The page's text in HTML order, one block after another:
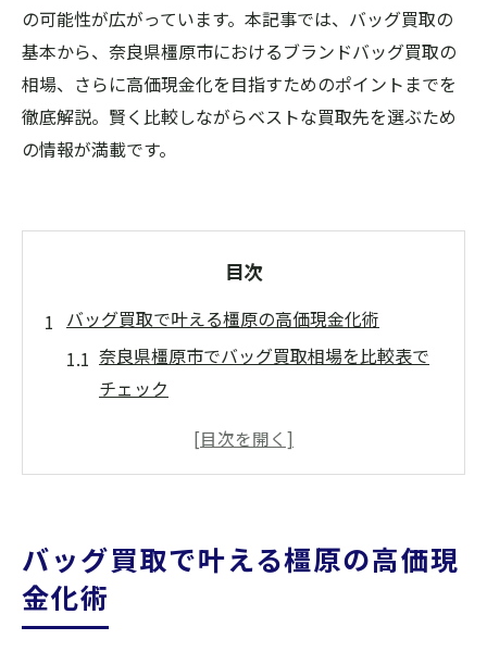
の可能性が広がっています。本記事では、バッグ買取の
基本から、奈良県橿原市におけるブランドバッグ買取の
相場、さらに高価現金化を目指すためのポイントまでを
徹底解説。賢く比較しながらベストな買取先を選ぶため
の情報が満載です。
目次
バッグ買取で叶える橿原の高価現金化術
奈良県橿原市でバッグ買取相場を比較表で
チェック
高価現金化を目指すならバッグ買取のタイ
ミングが重要
ブランドバッグ買取額アップのコツを徹底
解説
バッグ買取の流れと必要書類を事前に確認
バッグ買取で叶える橿原の高価現
金化術